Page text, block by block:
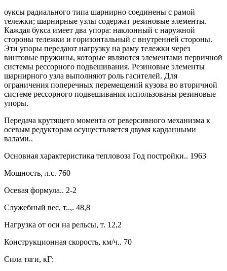
оуксы радиального типа шарнирно соединены с рамой
тележки; шарнирные узлы содержат резиновые элементы.
Каждая букса имеет два упора: наклонный с наружной
стороны тележки и горизонтальный с внутренней стороны.
Эти упоры передают нагрузку на раму тележки через
винтовые пружины, которые являются элементами первичной
системы рессорного подвешивания. Резиновые элементы
шарнирного узла выполняют роль гасителей. Для
ограничения поперечных перемещений кузова во вторичной
системе рессорного подвешивания использованы резиновые
упоры.
Передача крутящего момента от реверсивного механизма к
осевым редукторам осуществляется двумя карданными
валами..
Основная характеристика тепловоза Год постройки.. 1963
Мощность, л.с. 760
Осевая формула.. 2-2
Служебный вес, т..,. 48,8
Нагрузка от оси на рельсы, т. 12,2
Конструкционная скорость, км/ч.. 70
Сила тяги, кГ: